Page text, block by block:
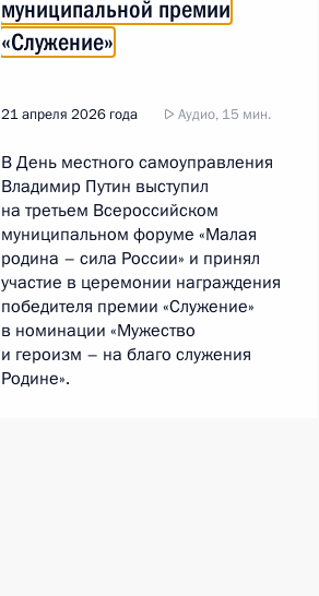
муниципальной премии
«Служение»
21 апреля 2026 года Аудио, 15 мин.
В День местного самоуправления
Владимир Путин выступил
на третьем Всероссийском
муниципальном форуме «Малая
родина – сила России» и принял
участие в церемонии награждения
победителя премии «Служение»
в номинации «Мужество
и героизм – на благо служения
Родине».